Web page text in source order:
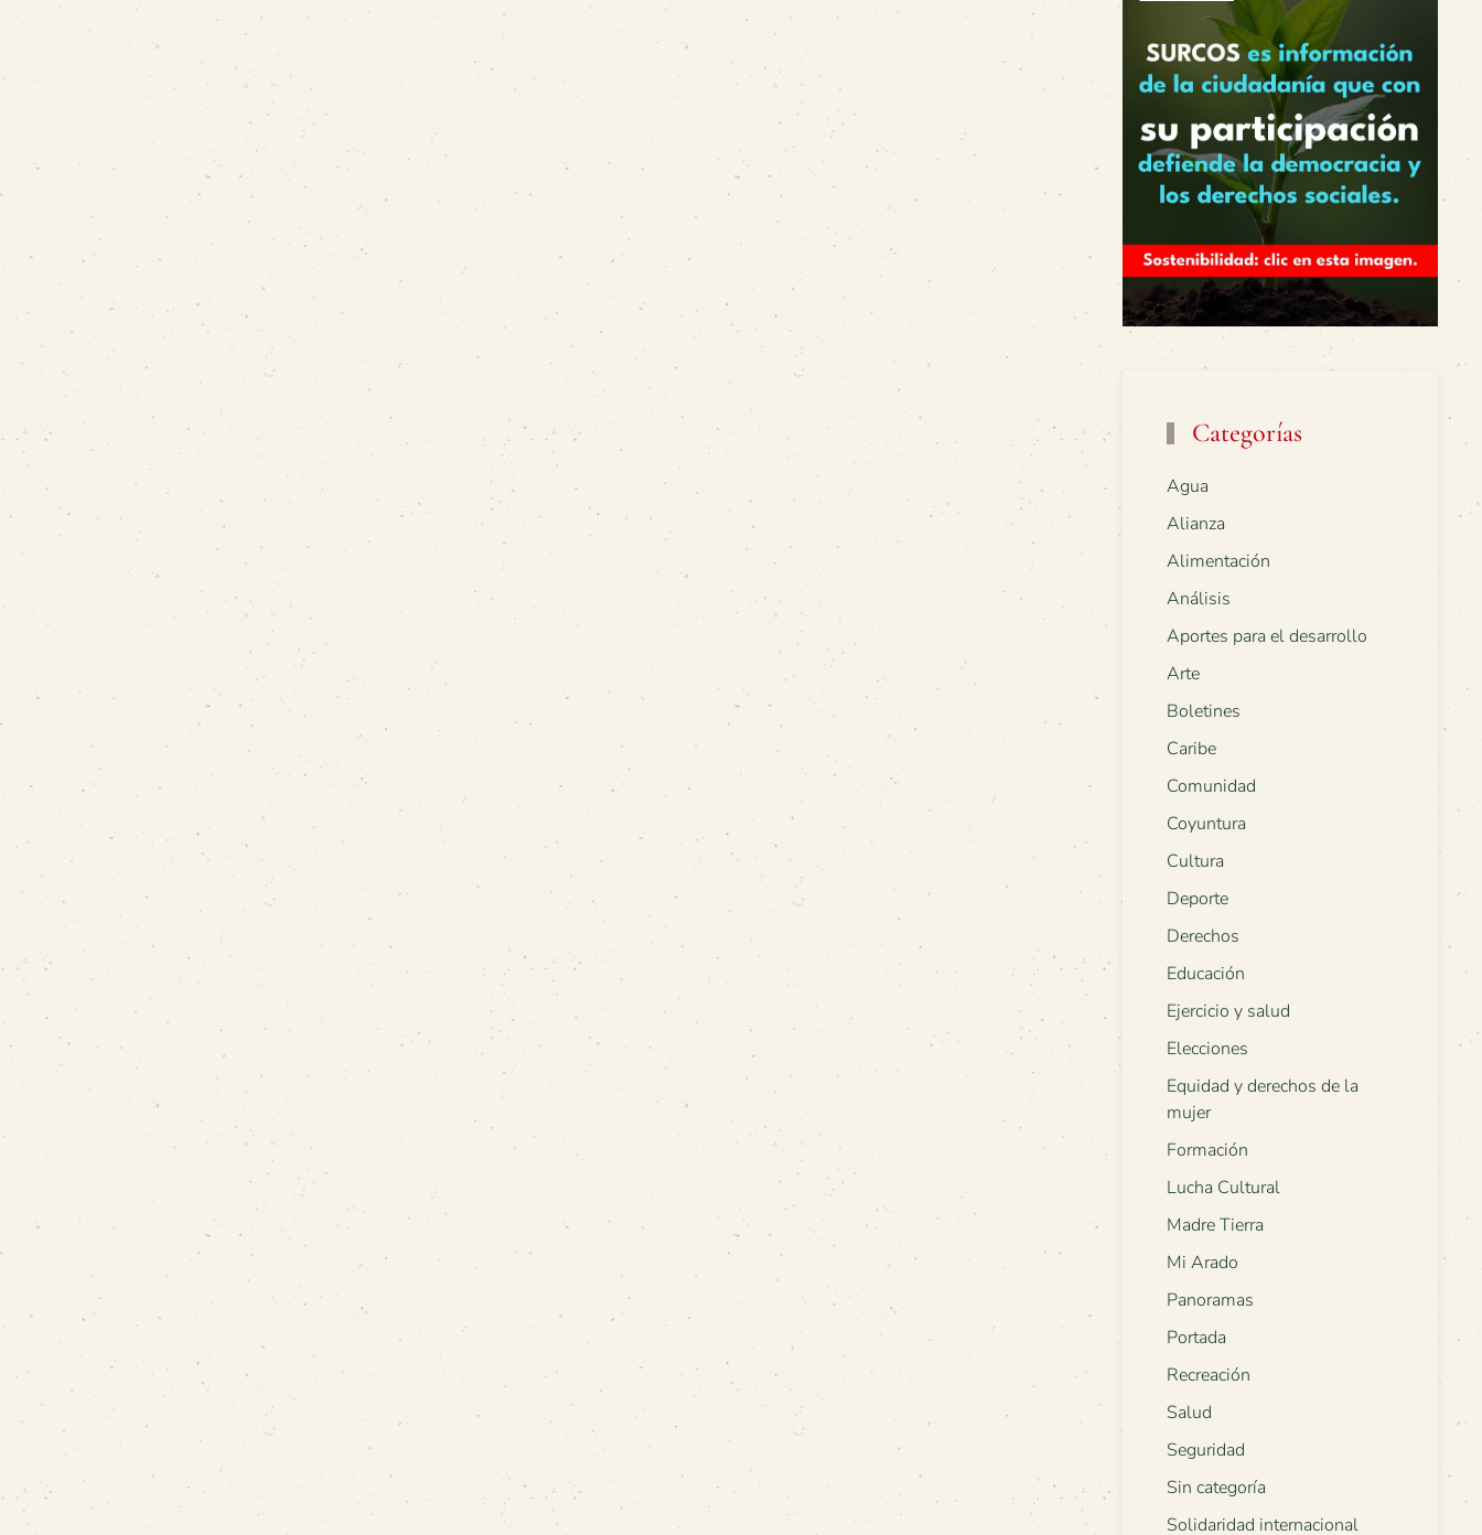
Categorías
Agua
Alianza
Alimentación
Análisis
Aportes para el desarrollo
Arte
Boletines
Caribe
Comunidad
Coyuntura
Cultura
Deporte
Derechos
Educación
Ejercicio y salud
Elecciones
Equidad y derechos de la
mujer
Formación
Lucha Cultural
Madre Tierra
Mi Arado
Panoramas
Portada
Recreación
Salud
Seguridad
Sin categoría
Solidaridad internacional